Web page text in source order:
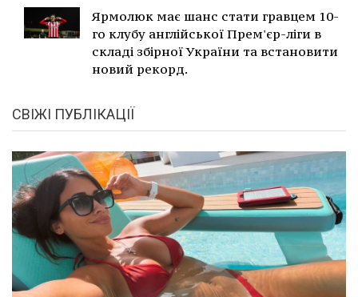
Ярмолюк має шанс стати гравцем 10-
го клубу англійської Прем'єр-ліги в
складі збірної України та встановити
новий рекорд.
СВІЖІ ПУБЛІКАЦІЇ